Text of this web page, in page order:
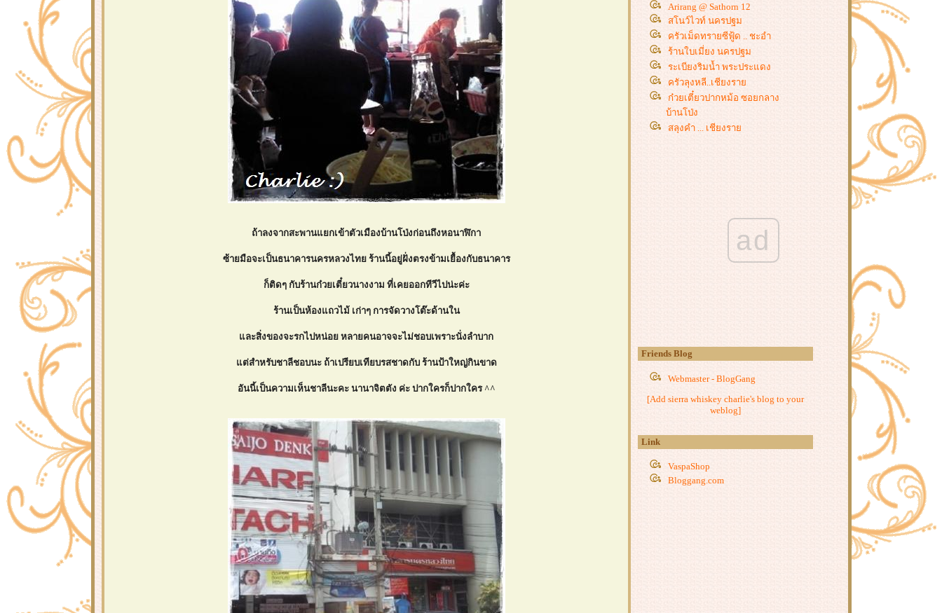
ถ้าลงจากสะพานแยกเข้าตัวเมืองบ้านโป่งก่อนถึงหอนาฬิกา
ซ้ายมือจะเป็นธนาคารนครหลวงไทย ร้านนี้อยู่ฝั่งตรงข้ามเยื้องกับธนาคาร
ก็ติดๆ กับร้านก๋วยเตี๋ยวนางงาม ที่เคยออกทีวีไปน่ะค่ะ
ร้านเป็นห้องแถวไม้ เก่าๆ การจัดวางโต๊ะด้านใน
ละสิ่งของจะรกไปหน่อย หลายคนอาจจะไม่ชอบเพราะนั่งลำบาก
ต่สำหรับชาลีชอบนะ ถ้าเปรียบเทียบรสชาดกับ ร้านป้าใหญ่กินขาด
อันนี้เป็นความเห็นชาลีนะคะ นานาจิตตัง ค่ะ ปากใครก็ปากใคร ^^
Arirang @ Sathorn 12
สโนว์ไวท์ นครปฐม
ครัวเม็ดทรายซีฟู้ด .. ชะอำ
ร้านใบเมี่ยง นครปฐม
ระเบียงริมน้ำ พระประแดง
ครัวลุงหลี..เชียงรา
ก๋วยเตี๋ยวปากหม้อ ซอยกลาง
บ้านโป่ง
สลุงคำ ... เชียงรา
ต๊ะจีนพรชัยหูฉลาม
มาเปิดถุงอาหารกลางวันกัน
ก๋วยเตี๋ยวป้ามล สามพราน
ก๋วยเตี๋ยวเรือศรีสามพราน
ร่มไม้ชายคา...อัมพวา
เจ๊แต้ว....ไทรโยค
ส้มตำป้าหมึก ... บ้านโป่ง
ก๋วยเตี๋ยวป้าไล .. นครปฐม
ห้องอาหารเรณู ... จุดจอดไทรโยค
ร้านอาหารชนบท....ไทรโยค
ad
Friends Blog
Webmaster - BlogGang
[Add sierra whiskey charlie's blog to your
weblog]
Link
VaspaShop
Bloggang.com